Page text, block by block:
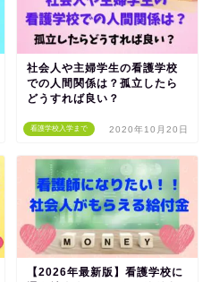
看護学校入学まで
社会人や主婦学生の看護学校
での人間関係は？孤立したら
どうすれば良い？
2020年10月20日
【2026年最新版】看護学校に